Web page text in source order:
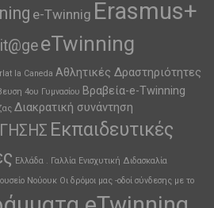
e-Twinnig Erasmus+
eTwinning
la Caneda Αθλητικές Δραστηριότητες
4ου Γυμνασίου Βραβεία-e-Twinning
Διακρατική συνάντηση
Εκπαιδευτικές
Ελλάδα . Γαλλία Ενισχυτική Διδασκαλία
Νούουκ Οι δρόμοι μας -οδοί σύνδεσης με το